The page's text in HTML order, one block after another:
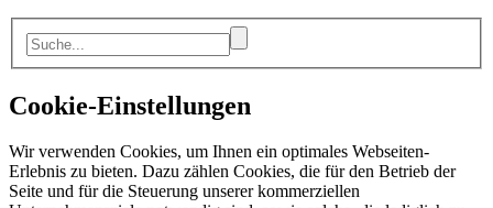
Cookie-Einstellungen
Wir verwenden Cookies, um Ihnen ein optimales Webseiten-
Erlebnis zu bieten. Dazu zählen Cookies, die für den Betrieb der
Seite und für die Steuerung unserer kommerziellen